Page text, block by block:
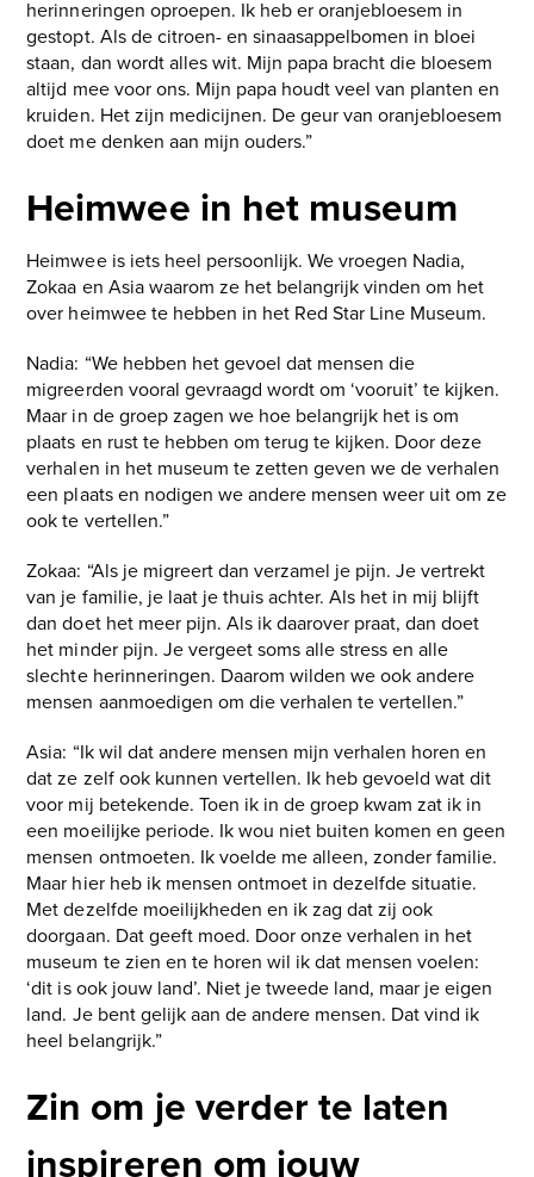
herinneringen oproepen. Ik heb er oranjebloesem in
gestopt. Als de citroen- en sinaasappelbomen in bloei
staan, dan wordt alles wit. Mijn papa bracht die bloesem
altijd mee voor ons. Mijn papa houdt veel van planten en
kruiden. Het zijn medicijnen. De geur van oranjebloesem
doet me denken aan mijn ouders.”
Heimwee in het museum
Heimwee is iets heel persoonlijk. We vroegen Nadia,
Zokaa en Asia waarom ze het belangrijk vinden om het
over heimwee te hebben in het Red Star Line Museum.
Nadia: “We hebben het gevoel dat mensen die
migreerden vooral gevraagd wordt om ‘vooruit’ te kijken.
Maar in de groep zagen we hoe belangrijk het is om
plaats en rust te hebben om terug te kijken. Door deze
verhalen in het museum te zetten geven we de verhalen
een plaats en nodigen we andere mensen weer uit om ze
ook te vertellen.”
Zokaa: “Als je migreert dan verzamel je pijn. Je vertrekt
van je familie, je laat je thuis achter. Als het in mij blijft
dan doet het meer pijn. Als ik daarover praat, dan doet
het minder pijn. Je vergeet soms alle stress en alle
slechte herinneringen. Daarom wilden we ook andere
mensen aanmoedigen om die verhalen te vertellen.”
Asia: “Ik wil dat andere mensen mijn verhalen horen en
dat ze zelf ook kunnen vertellen. Ik heb gevoeld wat dit
voor mij betekende. Toen ik in de groep kwam zat ik in
een moeilijke periode. Ik wou niet buiten komen en geen
mensen ontmoeten. Ik voelde me alleen, zonder familie.
Maar hier heb ik mensen ontmoet in dezelfde situatie.
Met dezelfde moeilijkheden en ik zag dat zij ook
doorgaan. Dat geeft moed. Door onze verhalen in het
museum te zien en te horen wil ik dat mensen voelen:
‘dit is ook jouw land’. Niet je tweede land, maar je eigen
land. Je bent gelijk aan de andere mensen. Dat vind ik
heel belangrijk.”
Zin om je verder te laten
inspireren om jouw